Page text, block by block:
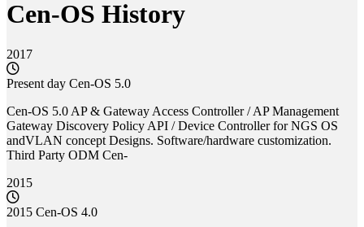
Cen-OS History
2017
Present day Cen-OS 5.0
Cen-OS 5.0 AP & Gateway Access Controller / AP Management
Gateway Discovery Policy API / Device Controller for NGS OS
andVLAN concept Designs. Software/hardware customization.
Third Party ODM Cen-
2015
2015 Cen-OS 4.0